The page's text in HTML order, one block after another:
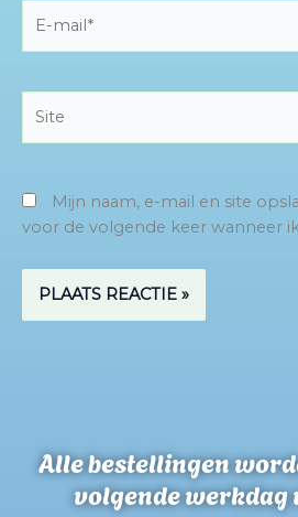
mail*
Mijn naam, e-mail en site
voor de volgende keer wanneer
Alle bestellingen
volgende werkdag